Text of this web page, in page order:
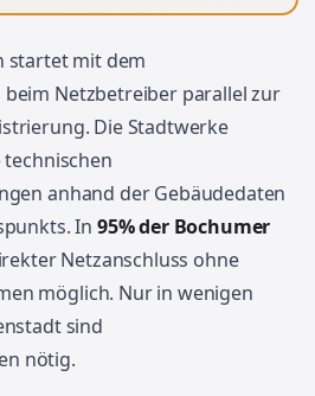
startet mit dem
beim Netzbetreiber parallel zur
Die Stadtwerke
anhand der Gebäudedaten
In 95% der Bochumer
Netzanschluss ohne
möglich. Nur in wenigen
sind
nötig.